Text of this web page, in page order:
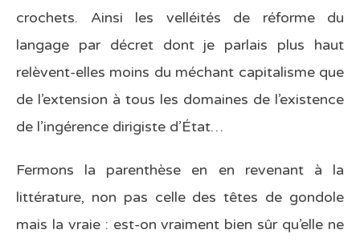
crochets. Ainsi les velléités de réforme du
langage par décret dont je parlais plus haut
relèvent-elles moins du méchant capitalisme que
de l’extension à tous les domaines de l’existence
de l’ingérence dirigiste d’État…
Fermons la parenthèse en en revenant à la
littérature, non pas celle des têtes de gondole
mais la vraie : est-on vraiment bien sûr qu’elle ne